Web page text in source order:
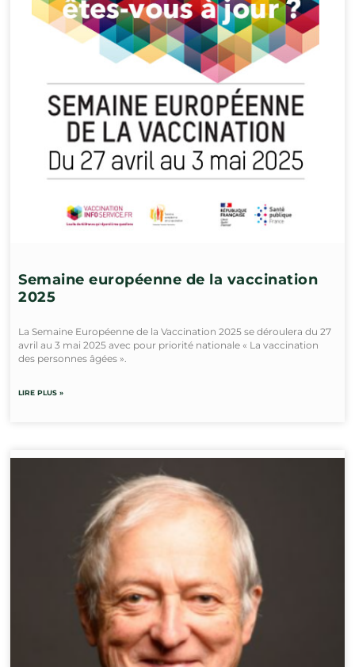
Semaine européenne de la vaccination
2025
La Semaine Européenne de la Vaccination 2025 se déroulera du 27
avril au 3 mai 2025 avec pour priorité nationale « La vaccination
des personnes âgées ».
LIRE PLUS »